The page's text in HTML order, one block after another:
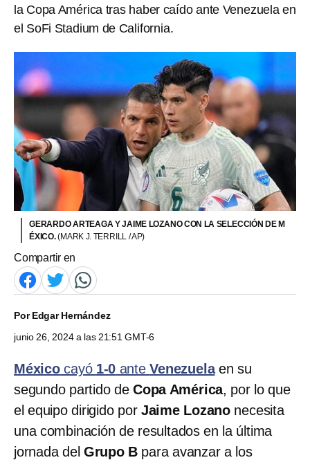
la Copa América tras haber caído ante Venezuela en
el SoFi Stadium de California.
GERARDO ARTEAGA Y JAIME LOZANO CON LA SELECCIÓN DE M
ÉXICO.(MARK J. TERRILL / AP)
Compartir en
PorEdgar Hernández
junio 26, 2024 a las 21:51 GMT-6
Méxicocayó 1-0 anteVenezuelaen su
segundo partido deCopa América, por lo que
el equipo dirigido por Jaime Lozano necesita
una combinación de resultados en la última
jornada del Grupo B para avanzar a los